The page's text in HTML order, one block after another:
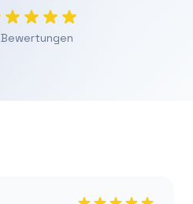
Bewertungen